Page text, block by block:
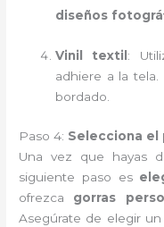
diseños
Vinil textil:
adhiere a la
bordado.
Paso 4: Selecciona el
Una vez que hayas
siguiente paso es
ofrezca gorras
Asegúrate de elegir